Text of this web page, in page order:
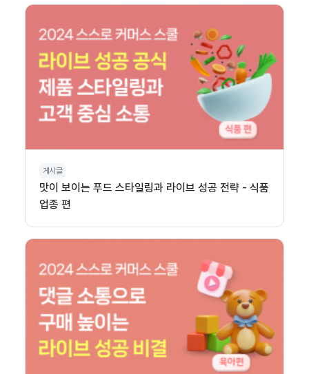
게시글
맛이 보이는 푸드 스타일링과 라이브 성공 전략 - 식품
업종 편